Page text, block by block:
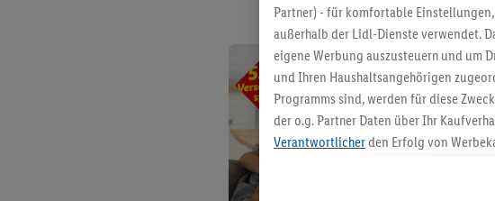
Partner) - für komfortable
außerhalb der Lidl-Dienste verwendet.
eigene Werbung auszusteuern und um
und Ihren Haushaltsangehörigen
Programms sind, werden für diese
der o.g. Partner Daten über Ihr
Verantwortlicherden Erfolg von
angereicherten Profilen. Dies umfasst